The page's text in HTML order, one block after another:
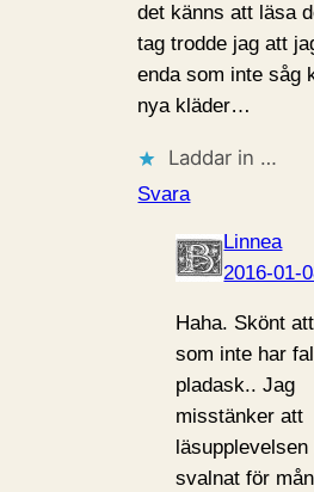
det känns att läsa
tag trodde jag att
enda som inte såg
nya kläder…
Laddar in …
Svara
Linnea
2016-01-
Haha. Skönt
som inte har
pladask.. Jag
misstänker att
läsupplevelsen
svalnat för